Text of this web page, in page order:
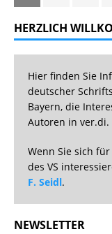
HERZLICH
Hier finden Sie
deutscher
Bayern, die
Autoren in ver.di.
Wenn Sie sich
des VS
F. Seidl.
NEWSLETTER